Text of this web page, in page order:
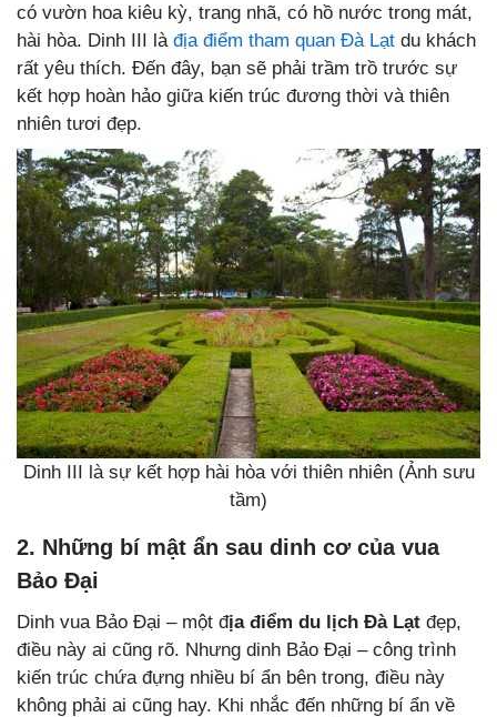
có vườn hoa kiêu kỳ, trang nhã, có hồ nước trong mát,
hài hòa. Dinh III là địa điểm tham quan Đà Lạt du khách
rất yêu thích. Đến đây, bạn sẽ phải trầm trồ trước sự
kết hợp hoàn hảo giữa kiến trúc đương thời và thiên
nhiên tươi đẹp.
Dinh III là sự kết hợp hài hòa với thiên nhiên (Ảnh sưu
tầm)
2. Những bí mật ẩn sau dinh cơ của vua
Bảo Đại
Dinh vua Bảo Đại – một địa điểm du lịch Đà Lạt đẹp,
điều này ai cũng rõ. Nhưng dinh Bảo Đại – công trình
kiến trúc chứa đựng nhiều bí ẩn bên trong, điều này
không phải ai cũng hay. Khi nhắc đến những bí ẩn về